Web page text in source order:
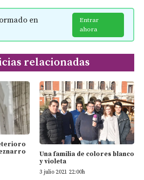
en
Entrar
ahora
relacionadas
Una familia de colores blanco
y violeta
3 julio 2021 22:00h